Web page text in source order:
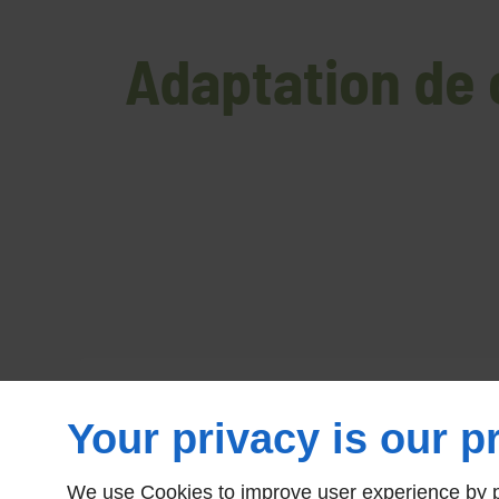
Adaptation de
Your privacy is our
We use Cookies to improve user experience